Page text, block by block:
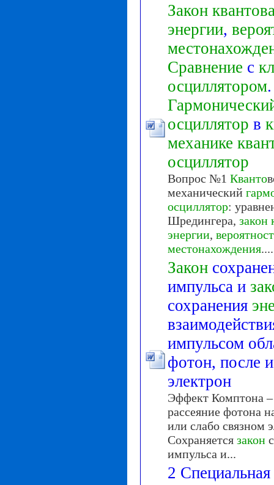
Закон
энергии,
Сравнение с
осциллятором.
осциллятор в
механике
осциллятор
Вопрос №1 Кванто
механический
осциллятор:
Шредингера, закон
энергии,
местонахождения....
Закон
импульса и
сохранения
импульсом
фотон, после
электрон
Эффект Комптона –
рассеяние фотона
или слабо связном
Сохраняется закон
импульса и...
2 Специальная